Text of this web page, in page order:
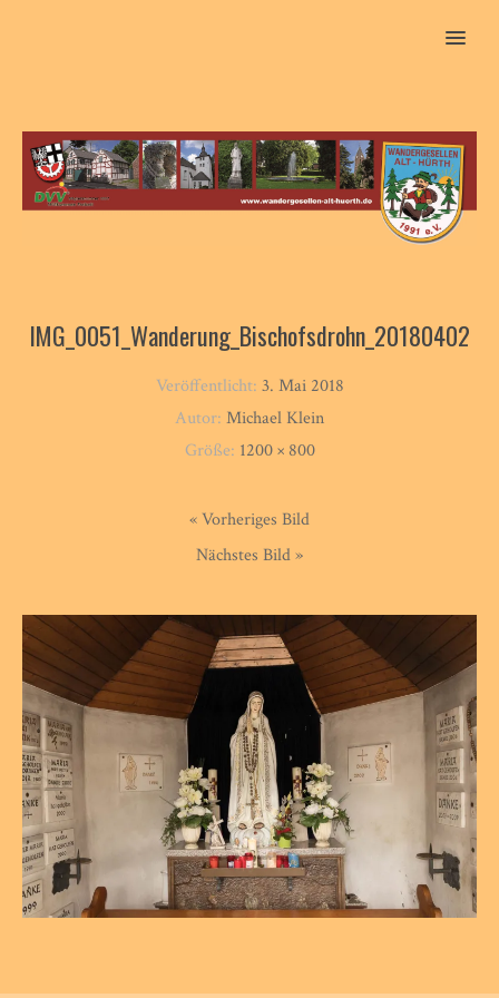
MENU
IMG_0051_Wanderung_Bischofsdrohn_20180402
Veröffentlicht: 3. Mai 2018
Autor: Michael Klein
Größe: 1200 × 800
« Vorheriges Bild
Nächstes Bild »